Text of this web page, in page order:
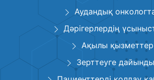
Аудандық
Дәрігерлердің
Ақылы қызметтер
Зерттеуге